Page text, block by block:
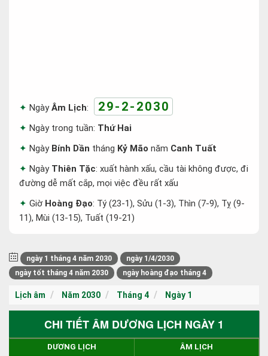
NgàyÂm Lịch: 29-2-2030
Ngày trong tuần: Thứ Hai
Ngày Bính Dần tháng Kỷ Mão năm Canh Tuất
Ngày Thiên Tặc: xuất hành xấu, cầu tài không được, đi
đường dễ mất cắp, mọi việc đều rất xấu
Giờ Hoàng Đạo: Tý (23-1), Sửu (1-3), Thìn (7-9), Tỵ (9-
11), Mùi (13-15), Tuất (19-21)
ngày 1 tháng 4 năm 2030
ngày 1/4/2030
ngày tốt tháng 4 năm 2030
ngày hoàng đạo tháng 4
Lịch âm Năm 2030 Tháng 4 Ngày 1
CHI TIẾT ÂM DƯƠNG LỊCH NGÀY 1
DƯƠNG LỊCH ÂM LỊCH